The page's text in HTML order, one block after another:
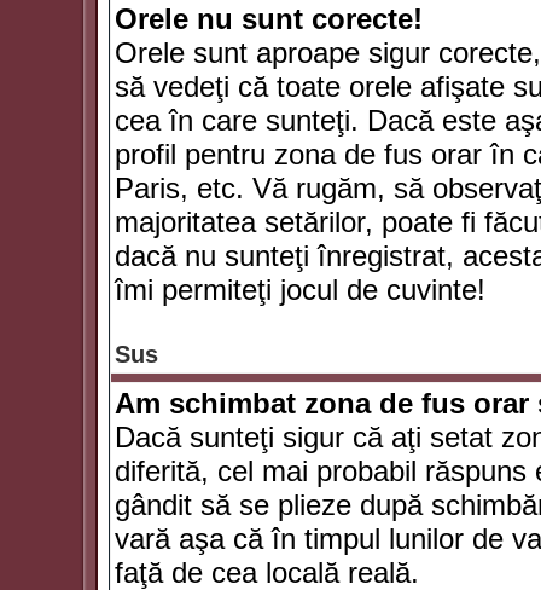
Orele nu sunt corecte!
Orele sunt aproape sigur
să vedeţi că toate orele afişate
cea în care sunteţi. Dacă este
profil pentru zona de fus orar în
Paris, etc. Vă rugăm, să
majoritatea setărilor, poate fi
dacă nu sunteţi înregistrat,
îmi permiteţi jocul de cuvinte!
Sus
Am schimbat zona de fus
Dacă sunteţi sigur că aţi setat
diferită, cel mai probabil
gândit să se plieze după
vară aşa că în timpul lunilor de
faţă de cea locală reală.